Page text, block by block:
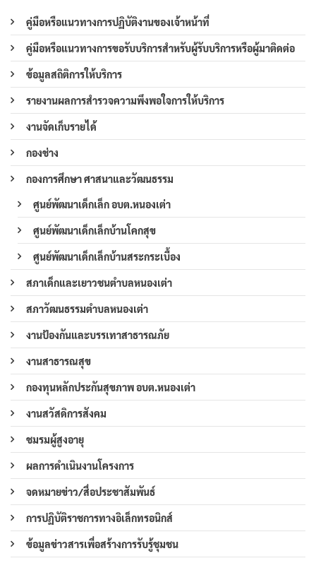
คู่มือหรือแนวทางการปฏิบัติงานของเจ้าหน้าที่
คู่มือหรือแนวทางการขอรับบริการสำหรับผู้รับบริการหรือผู้มาติดต่อ
ข้อมูลสถิติการให้บริการ
รายงานผลการสำรวจความพึงพอใจการให้บริการ
งานจัดเก็บรายได้
กองช่าง
กองการศึกษา ศาสนาและวัฒนธรรม
ศูนย์พัฒนาเด็กเล็ก อบต.หนองเต่า
ศูนย์พัฒนาเด็กเล็กบ้านโคกสุข
ศูนย์พัฒนาเด็กเล็กบ้านสระกระเบื้อง
สภาเด็กและเยาวชนตำบลหนองเต่า
สภาวัฒนธรรมตำบลหนองเต่า
งานป้องกันและบรรเทาสาธารณภัย
งานสาธารณสุข
กองทุนหลักประกันสุขภาพ อบต.หนองเต่า
งานสวัสดิการสังคม
ชมรมผู้สูงอายุ
ผลการดำเนินงานโครงการ
จดหมายข่าว/สื่อประชาสัมพันธ์
การปฏิบัติราชการทางอิเล็กทรอนิกส์
ข้อมูลข่าวสารเพื่อสร้างการรับรู้ชุมชน